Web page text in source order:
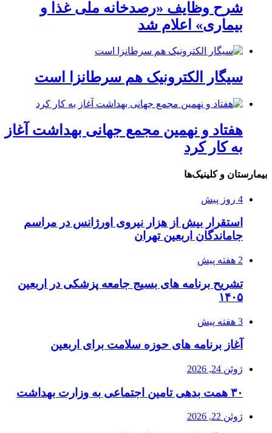
شرح وظایف «رصدخانه ملی غذا و
بیماری» اعلام شد
سیگار الکترونیک هم سرطانزا است
هفتاد و نهمین مجمع جهانی بهداشت آغاز
به کار کرد
بیمارستان و کلینیک‌ها
4 روز پیش
استقرار بیش از هزار نیروی اورژانس در مراسم
جاماندگان اربعین تهران
2 هفته پیش
تشریح برنامه های بسیج جامعه پزشکی در اربعین
۱۴۰۵
3 هفته پیش
آغاز برنامه های حوزه سلامت برای اربعین
ژوئن 24, 2026
۳۰ همت بدهی تامین اجتماعی به وزارت بهداشت
ژوئن 22, 2026